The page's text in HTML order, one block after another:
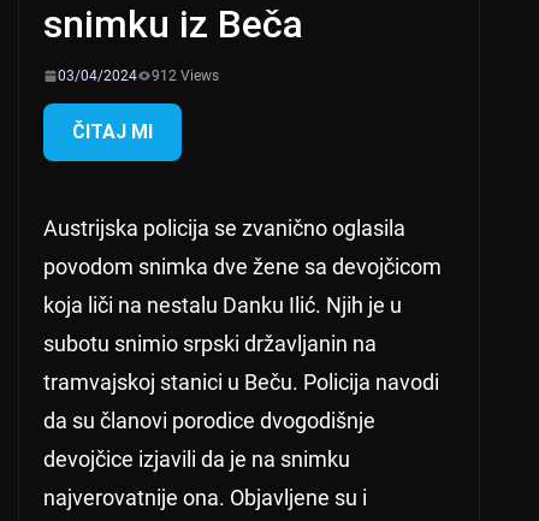
snimku iz Beča
03/04/2024 912 Views
ČITAJ MI
Austrijska policija se zvanično oglasila
povodom snimka dve žene sa devojčicom
koja liči na nestalu Danku Ilić. Njih je u
subotu snimio srpski državljanin na
tramvajskoj stanici u Beču. Policija navodi
da su članovi porodice dvogodišnje
devojčice izjavili da je na snimku
najverovatnije ona. Objavljene su i